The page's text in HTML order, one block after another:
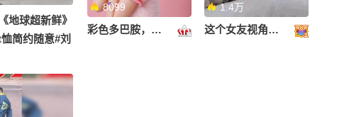
地球超新鲜》
简约随意#刘
8099
彩色多巴胺，甜到心里啦！
1.4万
这个女友视角好治愈~